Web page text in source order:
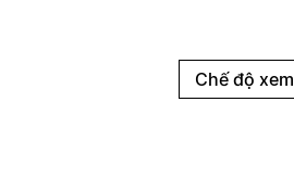
Chế độ xem